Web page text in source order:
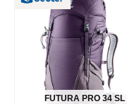
FUTURA PRO 34 SL